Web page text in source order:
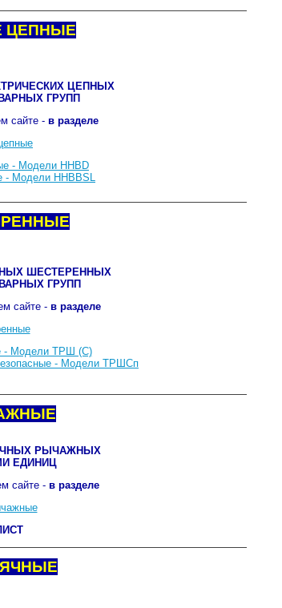
ЦЕПНЫЕ
ЦЕПНЫХ
ГРУПП
сайте - в разделе
- Модели HHBD
- Модели HHBBSL
ШЕСТЕРЕННЫХ
ГРУПП
сайте - в разделе
- Модели ТРШ (С)
- Модели ТРШСп
РЫЧАЖНЫХ
ЕДИНИЦ
сайте - в разделе